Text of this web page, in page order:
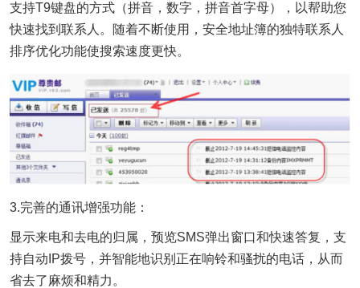
支持T9键盘的方式（拼音，数字，拼音首字母），以帮助您
快速找到联系人。随着不断使用，安全地址簿的独特联系人
排序优化功能使搜索速度更快。
3.完善的通讯增强功能：
显示来电和去电的归属，预览SMS弹出窗口和快速答复，支
持自动IP拨号，并智能地识别正在响铃和骚扰的电话，从而
省去了麻烦和精力。